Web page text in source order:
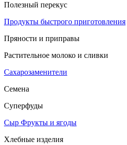
Полезный перекус
Продукты быстрого приготовления
Пряности и приправы
Растительное молоко и сливки
Сахарозаменители
Семена
Суперфуды
Сыр Фрукты и ягоды
Хлебные изделия